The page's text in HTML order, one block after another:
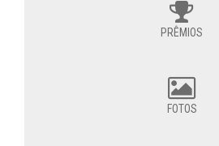
PRÊMIOS
FOTOS